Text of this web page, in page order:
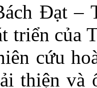
Đạt –
triển của
cứu
thiện và